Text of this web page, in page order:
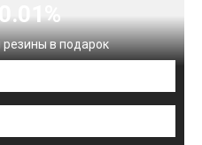
резины в подарок